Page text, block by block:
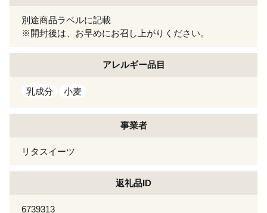
別途商品ラベルに記載
※開封後は、お早めにお召し上がりください。
アレルギー品目
乳成分 小麦
事業者
リタスイーツ
返礼品ID
6739313